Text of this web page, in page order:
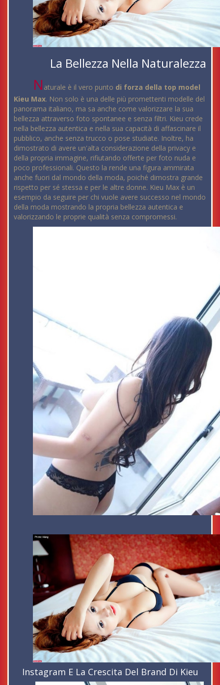
La Bellezza Nella Naturalezza
N aturale è il vero punto di forza della top model
Kieu Max. Non solo è una delle più promettenti modelle del
panorama italiano, ma sa anche come valorizzare la sua
bellezza attraverso foto spontanee e senza filtri. Kieu crede
nella bellezza autentica e nella sua capacità di affascinare il
pubblico, anche senza trucco o pose studiate. Inoltre, ha
dimostrato di avere un'alta considerazione della privacy e
della propria immagine, rifiutando offerte per foto nuda e
poco professionali. Questo la rende una figura ammirata
anche fuori dal mondo della moda, poiché dimostra grande
rispetto per sé stessa e per le altre donne. Kieu Max è un
esempio da seguire per chi vuole avere successo nel mondo
della moda mostrando la propria bellezza autentica e
valorizzando le proprie qualità senza compromessi.
Instagram E La Crescita Del Brand Di Kieu